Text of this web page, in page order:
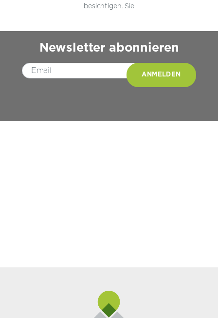
besichtigen. Sie
Newsletter abonnieren
Please leave this field empty.